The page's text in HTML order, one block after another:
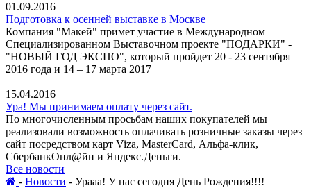
01.09.2016
Подготовка к осенней выставке в Москве
Компания "Макей" примет участие в Международном
Специализированном Выставочном проекте "ПОДАРКИ" -
"НОВЫЙ ГОД ЭКСПО", который пройдет 20 - 23 сентября
2016 года и 14 – 17 марта 2017
15.04.2016
Ура! Мы принимаем оплату через сайт.
По многочисленным просьбам наших покупателей мы
реализовали возможность оплачивать розничные заказы через
сайт посредством карт Viza, MasterCard, Альфа-клик,
СбербанкОнл@йн и Яндекс.Деньги.
Все новости
- Новости - Урааа! У нас сегодня День Рождения!!!!